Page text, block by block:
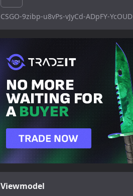
CSGO-9zibp-u8vPs-vJyCd-ADpFY-YcOUD
Viewmodel